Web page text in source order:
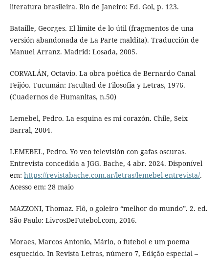
literatura brasileira. Rio de Janeiro: Ed. Gol, p. 123.
Bataille, Georges. El límite de lo útil (fragmentos de una
versión abandonada de La Parte maldita). Traducción de
Manuel Arranz. Madrid: Losada, 2005.
CORVALÁN, Octavio. La obra poética de Bernardo Canal
Feijóo. Tucumán: Facultad de Filosofía y Letras, 1976.
(Cuadernos de Humanitas, n.50)
Lemebel, Pedro. La esquina es mi corazón. Chile, Seix
Barral, 2004.
LEMEBEL, Pedro. Yo veo televisión con gafas oscuras.
Entrevista concedida a JGG. Bache, 4 abr. 2024. Disponível
em: https://revistabache.com.ar/letras/lemebel-entrevista/.
Acesso em: 28 maio
MAZZONI, Thomaz. Flô, o goleiro “melhor do mundo”. 2. ed.
São Paulo: LivrosDeFutebol.com, 2016.
Moraes, Marcos Antonio, Mário, o futebol e um poema
esquecido. In Revista Letras, número 7, Edição especial –